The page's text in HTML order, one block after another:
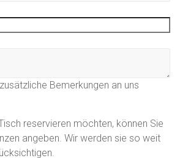
Bemerkungen an uns
reservieren möchten, können Sie
angeben. Wir werden sie so weit